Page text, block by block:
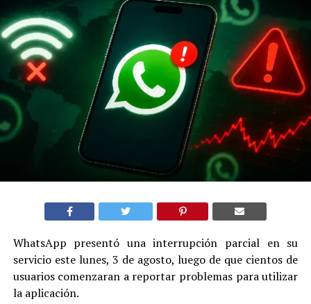
WhatsApp presentó una interrupción parcial en su
servicio este lunes, 3 de agosto, luego de que cientos de
usuarios comenzaran a reportar problemas para utilizar
la aplicación.